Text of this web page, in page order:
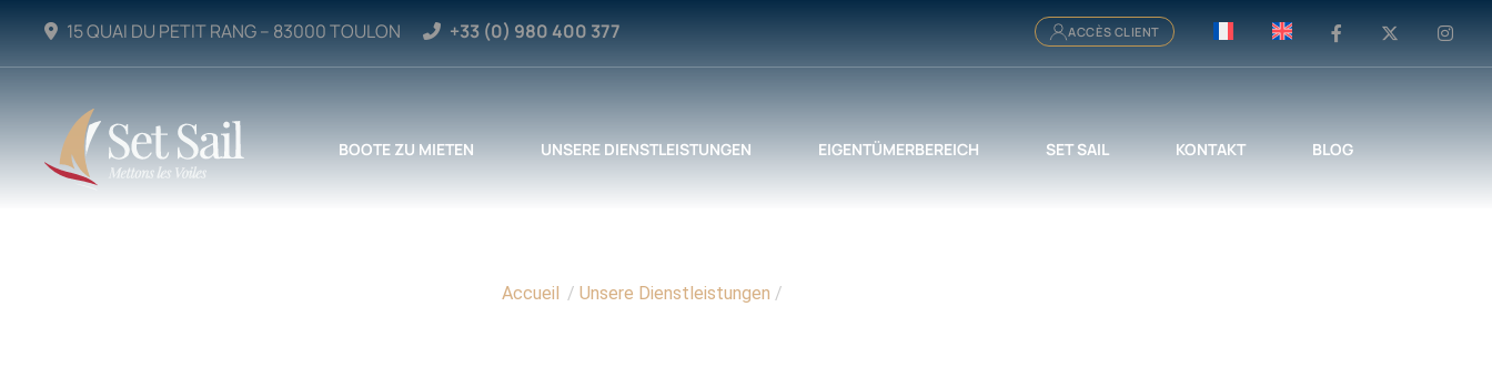
15 QUAI DU PETIT RANG – 83000 TOULON +33 (0) 980 400 377 ACCÈS CLIENT
BOOTE ZU MIETEN UNSERE DIENSTLEISTUNGEN EIGENTÜMERBEREICH SET SAIL KONTAKT BLOG
Accueil / Unsere Dienstleistungen /